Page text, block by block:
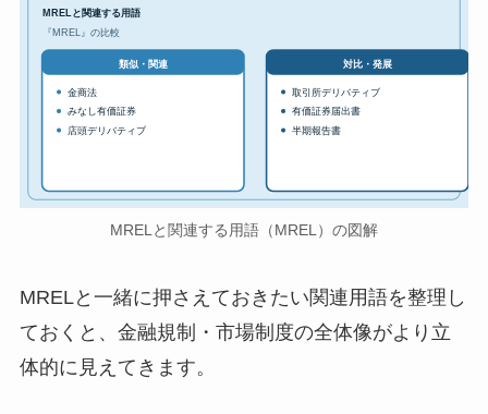
MRELと関連する用語
『MREL』の比較
類似・関連
金商法
みなし有価証券
店頭デリバティブ
対比・発展
取引所デリバティブ
有価証券届出書
半期報告書
MRELと関連する用語（MREL）の図解
MRELと一緒に押さえておきたい関連用語を整理し
ておくと、金融規制・市場制度の全体像がより立
体的に見えてきます。